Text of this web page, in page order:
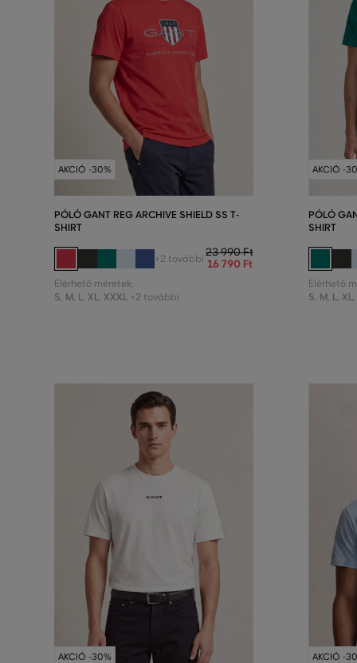
AKCIÓ -30%
PÓLÓ GANT REG ARCHIVE SHIELD SS T-
SHIRT
+2 további 23 990 Ft
16 790 Ft
Elérhető méretek:
S, M, L, XL, XXXL +2 további
AKCIÓ -
PÓLÓ
SHIRT
Elérhető
S, M, L, XL,
AKCIÓ -30% AKCIÓ -